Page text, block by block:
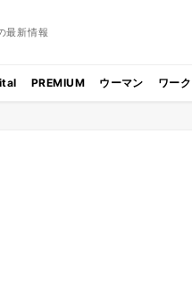
最新情報
PREMIUM ウーマン ワー